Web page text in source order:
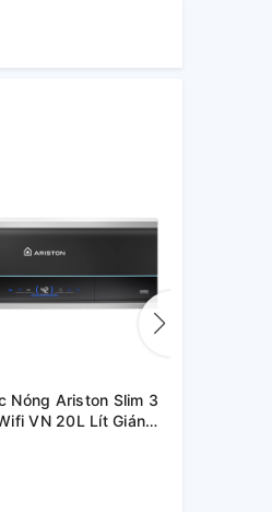
Nóng Ariston Slim 3
VN 20L Lít Gián